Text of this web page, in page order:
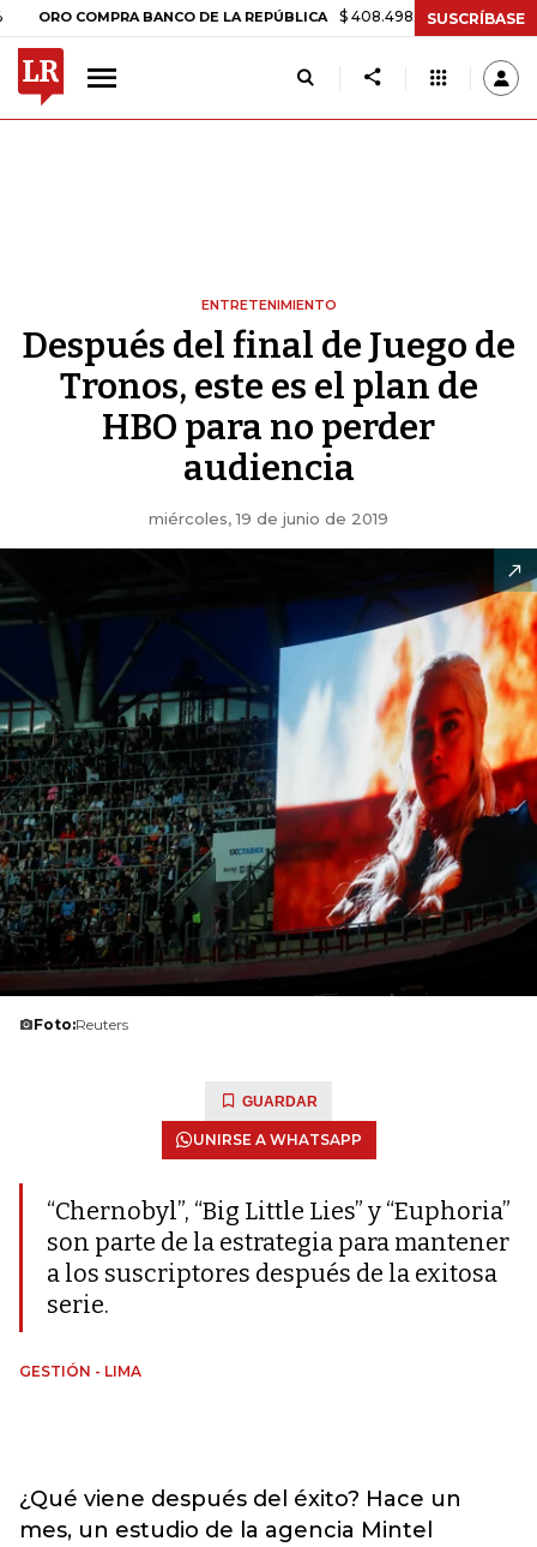
BANCO DE LA REPÚBLICA $ 408.498,97 +$ 8.753,81 +2,19%
SUSCRÍBASE
ENTRETENIMIENTO
Después del final de Juego de
Tronos, este es el plan de
HBO para no perder
audiencia
miércoles, 19 de junio de 2019
Foto:Reuters
GUARDAR
UNIRSE A WHATSAPP
“Chernobyl”, “Big Little Lies” y “Euphoria”
son parte de la estrategia para mantener
a los suscriptores después de la exitosa
serie.
GESTIÓN - LIMA
¿Qué viene después del éxito? Hace un
mes, un estudio de la agencia Mintel